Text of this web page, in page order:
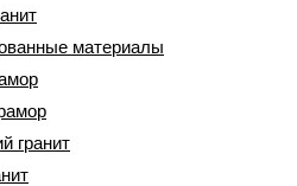
материалы
гранит